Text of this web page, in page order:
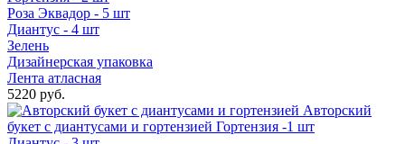
Роза Эквадор - 5 шт
Диантус - 4 шт
Зелень
Дизайнерская упаковка
Лента атласная
5220 руб.
Авторский
букет с диантусами и гортензией Гортензия -1 шт